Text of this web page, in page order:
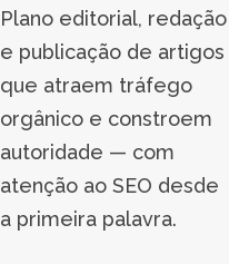
Plano editorial, redação
e publicação de artigos
que atraem tráfego
orgânico e constroem
autoridade — com
atenção ao SEO desde
a primeira palavra.